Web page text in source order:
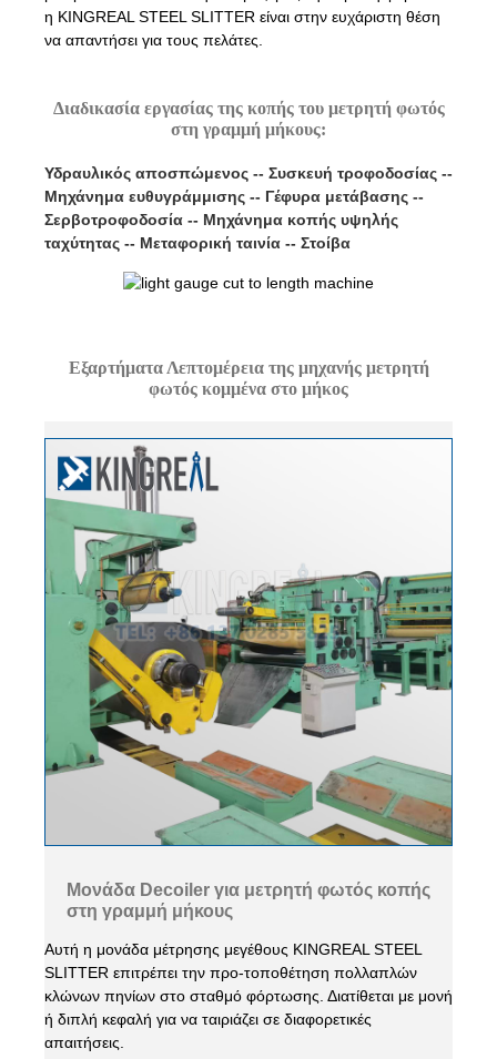
η KINGREAL STEEL SLITTER είναι στην ευχάριστη θέση
να απαντήσει για τους πελάτες.
Διαδικασία εργασίας της κοπής του μετρητή φωτός
στη γραμμή μήκους:
Υδραυλικός αποσπώμενος -- Συσκευή τροφοδοσίας --
Μηχάνημα ευθυγράμμισης -- Γέφυρα μετάβασης --
Σερβοτροφοδοσία -- Μηχάνημα κοπής υψηλής
ταχύτητας -- Μεταφορική ταινία -- Στοίβα
Εξαρτήματα Λεπτομέρεια της μηχανής μετρητή
φωτός κομμένα στο μήκος
Μονάδα Decoiler για μετρητή φωτός κοπής
στη γραμμή μήκους
Αυτή η μονάδα μέτρησης μεγέθους KINGREAL STEEL
SLITTER επιτρέπει την προ-τοποθέτηση πολλαπλών
κλώνων πηνίων στο σταθμό φόρτωσης. Διατίθεται με μονή
ή διπλή κεφαλή για να ταιριάζει σε διαφορετικές
απαιτήσεις.